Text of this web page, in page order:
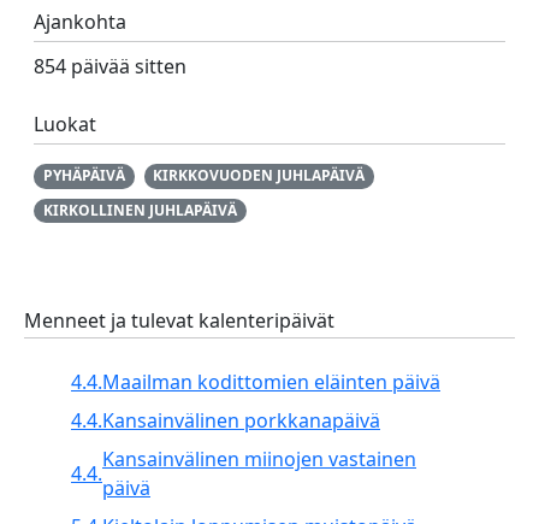
Ajankohta
854 päivää sitten
Luokat
PYHÄPÄIVÄ
KIRKKOVUODEN JUHLAPÄIVÄ
KIRKOLLINEN JUHLAPÄIVÄ
Menneet ja tulevat kalenteripäivät
4.4.Maailman kodittomien eläinten päivä
4.4.Kansainvälinen porkkanapäivä
4.4.
Kansainvälinen miinojen vastainen
päivä